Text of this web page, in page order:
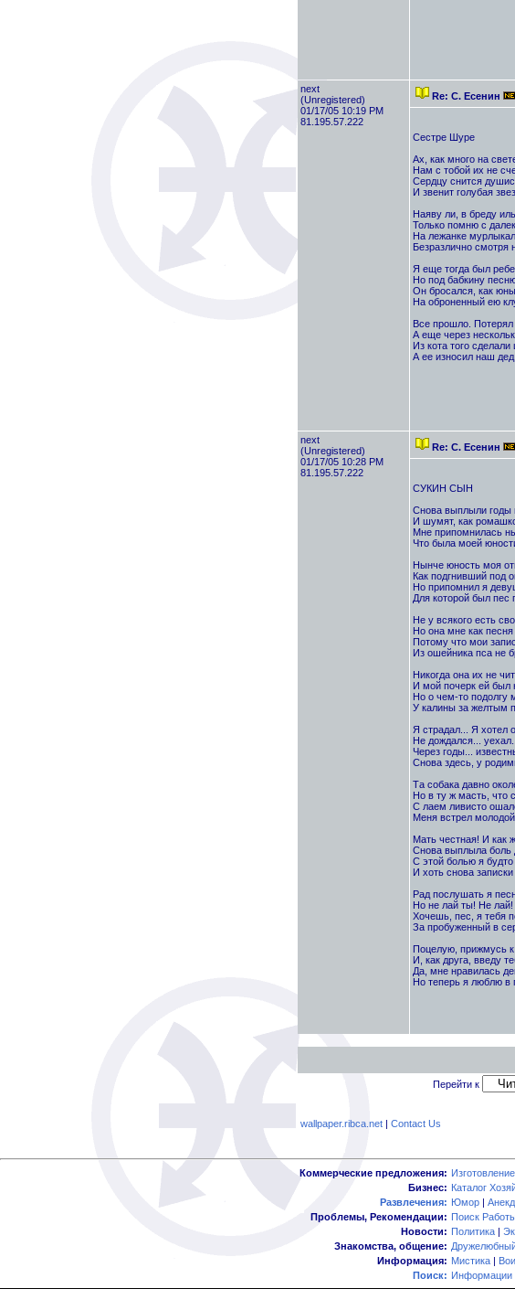
next
(Unregistered)
01/17/05 10:19 PM
81.195.57.222
Re: С. Есенин
Сестре Шуре
Ах, как много на
Нам с тобой их не
Сердцу снится
И звенит голубая
Наяву ли, в бреду
Только помню с
На лежанке мурлыкал
Безразлично смотря
Я еще тогда был
Но под бабкину
Он бросался, как
На оброненный ею
Все прошло. Потерял
А еще через
Из кота того сделали
А ее износил наш дед.
next
(Unregistered)
01/17/05 10:28 PM
81.195.57.222
Re: С. Есенин
СУКИН СЫН
Снова выплыли годы
И шумят, как
Мне припомнилась
Что была моей
Нынче юность моя
Как подгнивший под
Но припомнил я
Для которой был пес
Не у всякого есть
Но она мне как песня
Потому что мои
Из ошейника пса не
Никогда она их не
И мой почерк ей был
Но о чем-то подолгу
У калины за желтым
Я страдал... Я хотел
Не дождался...
Через годы...
Снова здесь, у
Та собака давно
Но в ту ж масть, что
С лаем ливисто
Меня встрел
Мать честная! И как
Снова выплыла боль
С этой болью я будто
И хоть снова
Рад послушать я
Но не лай ты! Не
Хочешь, пес, я тебя
За пробуженный в
Поцелую, прижмусь к
И, как друга, введу
Да, мне нравилась
Но теперь я люблю в
Перейти к
wallpaper.ribca.net| Contact Us
Коммерческие предложения:
Бизнес: Каталог
Развлечения: Юмор |
Проблемы, Рекомендации: Поиск
Новости: Политика |
Знакомства, общение:
Информация: Мистика |
Поиск: Информации